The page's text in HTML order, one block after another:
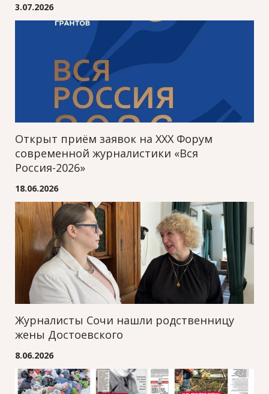
3.07.2026
Открыт приём заявок на XXХ Форум
современной журналистики «Вся
Россия-2026»
18.06.2026
Журналисты Сочи нашли родственницу
жены Достоевского
8.06.2026